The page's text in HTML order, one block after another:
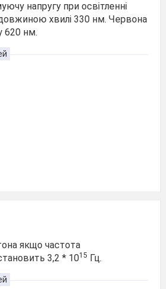
напругу при освітленні
хвилі 330 нм. Червона
620 нм.
якщо частота
3,2 * 1015 Гц.